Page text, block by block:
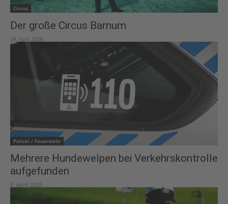
Circus
Der große Circus Barnum
24. Juni 2026
Polizei / Feuerwehr
Mehrere Hundewelpen bei Verkehrskontrolle
aufgefunden
5. April 2026